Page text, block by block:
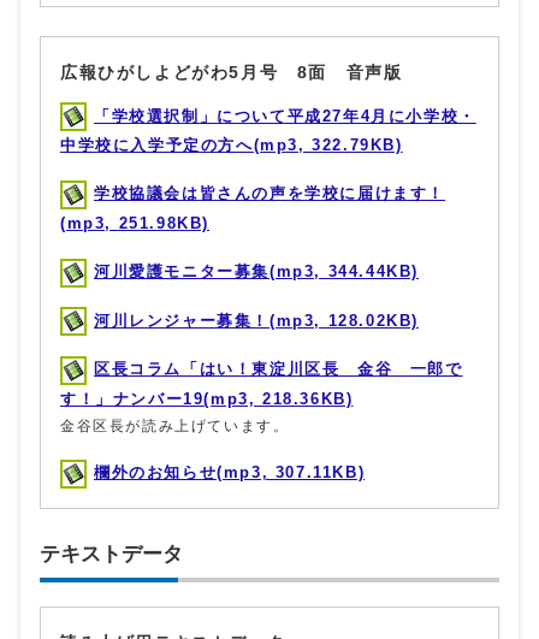
広報ひがしよどがわ5月号 8面 音声版
「学校選択制」について平成27年4月に小学校・
中学校に入学予定の方へ(mp3, 322.79KB)
学校協議会は皆さんの声を学校に届けます！
(mp3, 251.98KB)
河川愛護モニター募集(mp3, 344.44KB)
河川レンジャー募集！(mp3, 128.02KB)
区長コラム「はい！東淀川区長 金谷 一郎で
す！」ナンバー19(mp3, 218.36KB)
金谷区長が読み上げています。
欄外のお知らせ(mp3, 307.11KB)
テキストデータ